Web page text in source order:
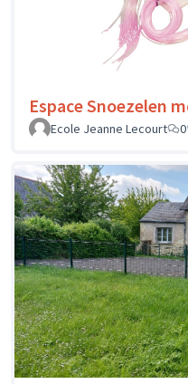
Espace Snoezelen
Ecole Jeanne Lecourt
0